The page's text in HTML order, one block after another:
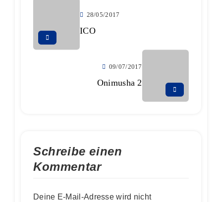
28/05/2017
ICO
09/07/2017
Onimusha 2
Schreibe einen
Kommentar
Deine E-Mail-Adresse wird nicht